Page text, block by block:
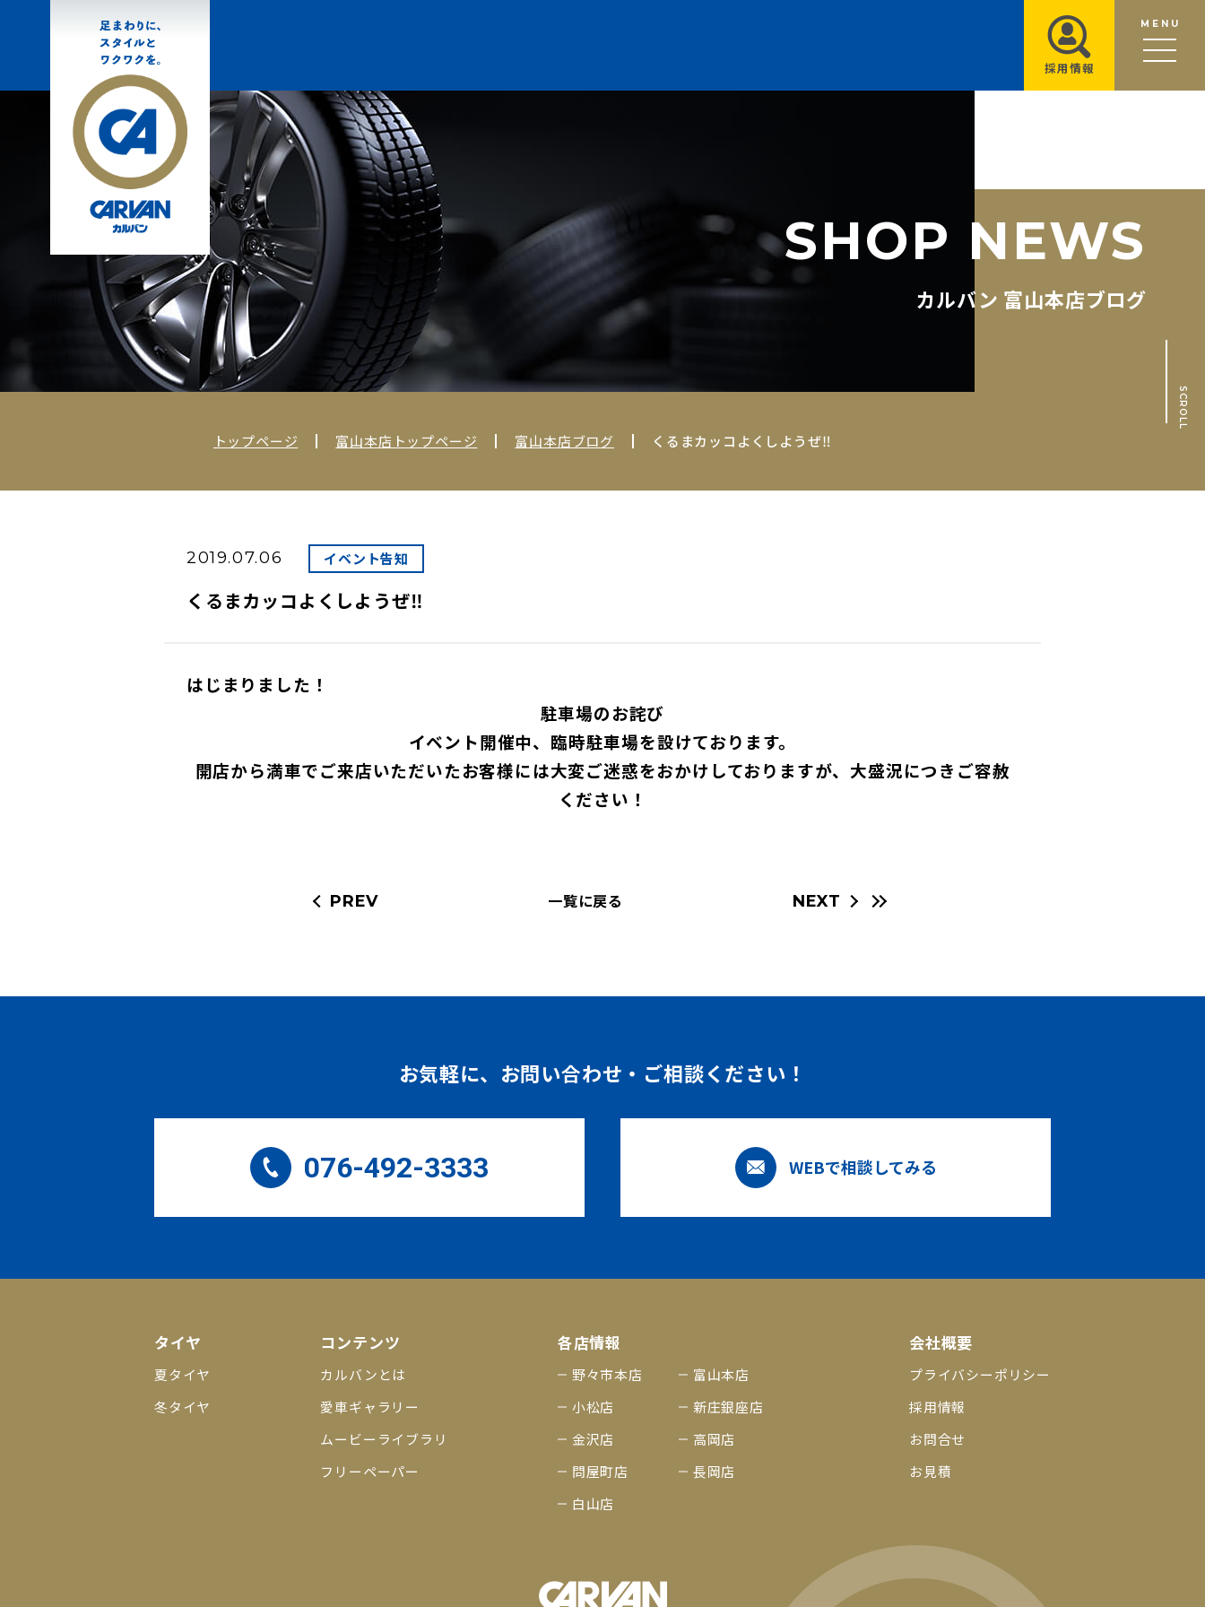
MENU
採用情報
SHOP NEWS
カルバン 富山本店ブログ
SCROLL
トップページ 富山本店トップページ 富山本店ブログ くるまカッコよくしようぜ‼︎
2019.07.06 イベント告知
くるまカッコよくしようぜ‼︎
はじまりました！
駐車場のお詫び
イベント開催中、臨時駐車場を設けております。
開店から満車でご来店いただいたお客様には大変ご迷惑をおかけしておりますが、大盛況につきご容赦
ください！
PREV 一覧に戻る NEXT
お気軽に、 お問い合わせ・ご相談ください！
076-492-3333 WEBで相談してみる
タイヤ
夏タイヤ
冬タイヤ
コンテンツ
カルバンとは
愛車ギャラリー
ムービーライブラリ
フリーペーパー
各店情報
野々市本店
富山本店
小松店
新庄銀座店
金沢店
高岡店
問屋町店
長岡店
白山店
会社概要
プライバシーポリシー
採用情報
お問合せ
お見積